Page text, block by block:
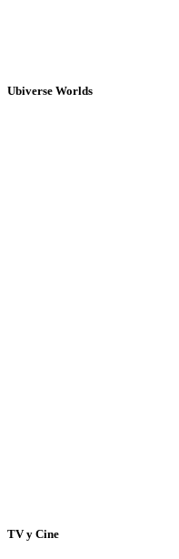
Ubiverse Worlds
TV y Cine